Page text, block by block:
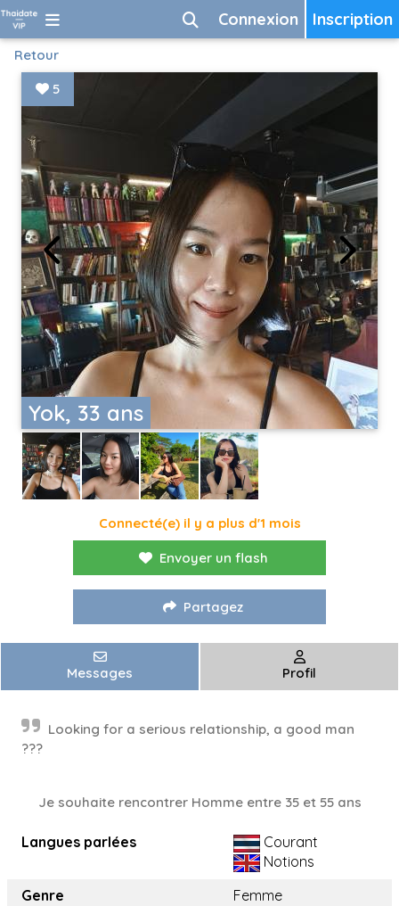
Inscription
Connexion
Retour
Yok, 33 ans
5
Connecté(e) il y a plus d'1 mois
Envoyer un flash
Partagez
Messages Profil
Looking for a serious relationship, a good man
???
Je souhaite rencontrer Homme entre 35 et 55 ans
Langues parlées
Courant
Notions
Genre
Femme